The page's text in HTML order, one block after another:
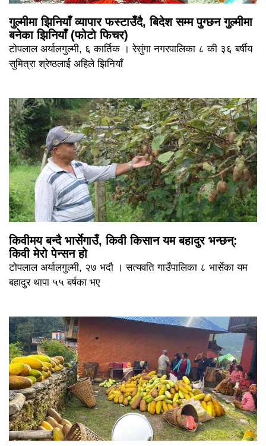
गुल्मीमा झिनियाँ व्यापार फस्टाउँदै, बिदेश सम्म पुग्छन गुल्मीमा
बनेका झिनियाँ (फोटो फिचर)
टोपलाल अर्यालगुल्मी, ६ कार्तिक । रेसुंगा नगरपालिका ८ की ३६ बर्षीय
सुमित्रा श्रेष्ठलाई अहिले झिनियाँ
किवीमय बन्दै भार्सेगाउँ, किवी किसान यम बहादुर भन्छन्:
किवी मेरो पेन्सन हो
टोपलाल अर्यालगुल्मी, २७ भदौ । सत्यवति गाउँपालिका ८ भार्सेका यम
बहादुर थापा ५५ बर्षका भए